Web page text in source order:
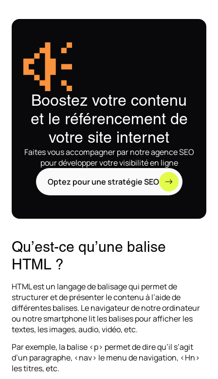
Boostez votre contenu
et le référencement de
votre site internet
Faites vous accompagner par notre agence SEO
pour développer votre visibilité en ligne
Optez pour une stratégie SEO
Qu’est-ce qu’une balise
HTML ?
HTML est un langage de balisage qui permet de
structurer et de présenter le contenu à l’aide de
différentes balises. Le navigateur de notre ordinateur
ou notre smartphone lit les balises pour afficher les
textes, les images, audio, vidéo, etc.
Par exemple, la balise <p> permet de dire qu’il s’agit
d’un paragraphe, <nav> le menu de navigation, <Hn>
les titres, etc.